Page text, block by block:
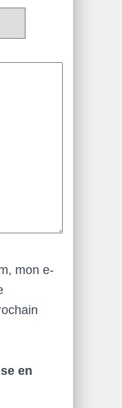
mon e-
en